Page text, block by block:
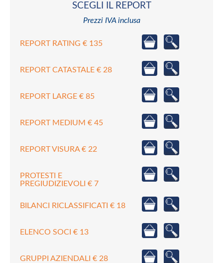
SCEGLI IL REPORT
Prezzi IVA inclusa
REPORT RATING € 135
REPORT CATASTALE € 28
REPORT LARGE € 85
REPORT MEDIUM € 45
REPORT VISURA € 22
PROTESTI E
PREGIUDIZIEVOLI € 7
BILANCI RICLASSIFICATI € 18
ELENCO SOCI € 13
GRUPPI AZIENDALI € 28